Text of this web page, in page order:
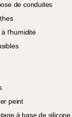
de conduites
l’humidité
peint
à base de silicone